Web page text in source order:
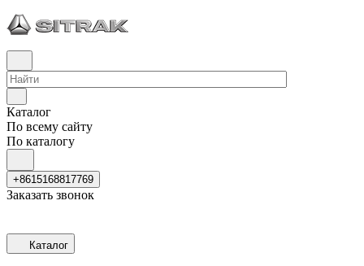
Каталог
По всему сайту
По каталогу
+8615168817769
Заказать звонок
Каталог